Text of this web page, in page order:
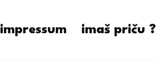
impressum imaš priču ?